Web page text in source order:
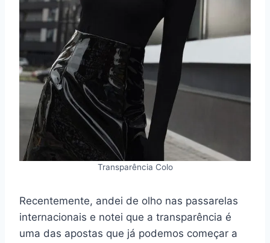
Transparência Colo
Recentemente, andei de olho nas passarelas
internacionais e notei que a transparência é
uma das apostas que já podemos começar a